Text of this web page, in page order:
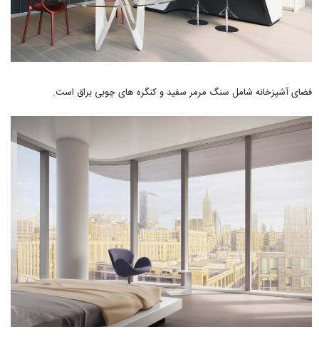
فضای آشپزخانه شامل سنگ مرمر سفید و کنگره های چوبی براق است.